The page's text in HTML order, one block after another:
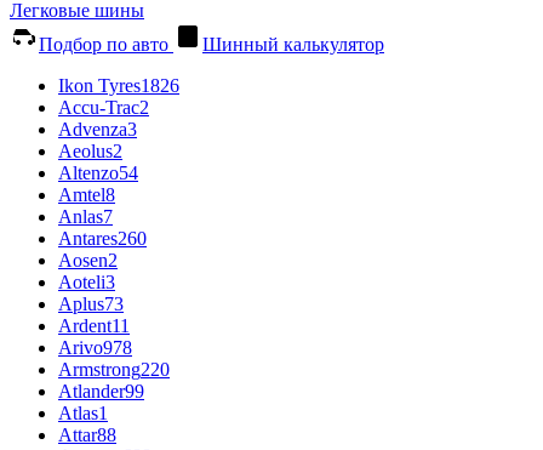
Легковые шины
Подбор по авто
Шинный калькулятор
Ikon Tyres1826
Accu-Trac2
Advenza3
Aeolus2
Altenzo54
Amtel8
Anlas7
Antares260
Aosen2
Aoteli3
Aplus73
Ardent11
Arivo978
Armstrong220
Atlander99
Atlas1
Attar88